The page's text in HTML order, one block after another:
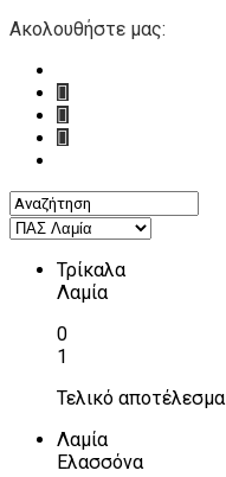
Ακολουθήστε μας:
Τρίκαλα
Λαμία
0
1
Τελικό αποτέλεσμα
Λαμία
Ελασσόνα